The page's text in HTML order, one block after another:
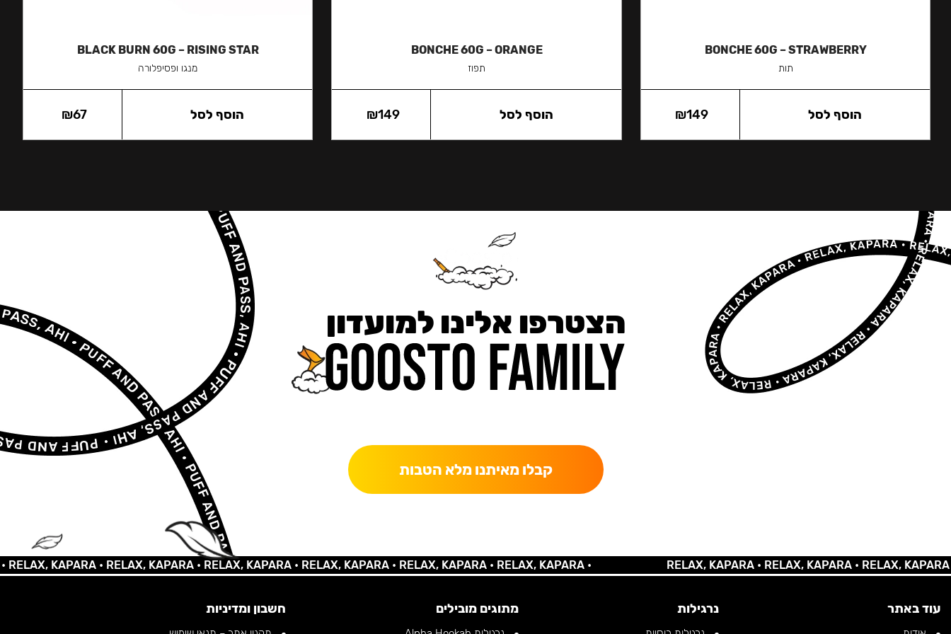
BONCHE 60G – STRAWBERRY
תות
₪149 הוסף לסל
BONCHE 60G – ORANGE
תפוז
₪149 הוסף לסל
BLACK BURN 60G – RISING STAR
מנגו ופסיפלורה
₪67 הוסף לסל
הצטרפו אלינו למועדון
קבלו מאיתנו מלא הטבות
KAPARA •RELAX, KAPARA •RELAX, KAPARA •RELAX, KAPARA •RELAX, KAPARA •RELAX, KAPARA • RELAX, KAPARA •RELAX, KAPARA •RELAX, KAPARA •
עוד באתר נרגילות מתוגים מובילים חשבון ומדיניות